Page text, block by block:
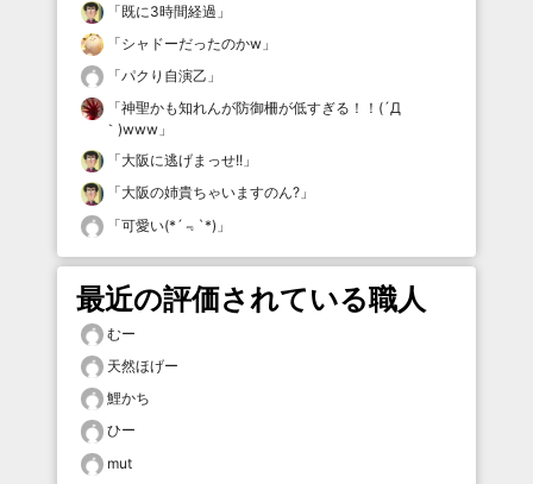
「既に3時間経過 」
「シャドーだったのかw 」
「パクり自演乙 」
「神聖かも知れんが防御柵が低すぎる！！(´Д
｀)www 」
「大阪に逃げまっせ!! 」
「大阪の姉貴ちゃいますのん? 」
「可愛い(*´﹃`*) 」
最近の評価されている職人
むー
天然ほげー
鯉かち
ひー
mut